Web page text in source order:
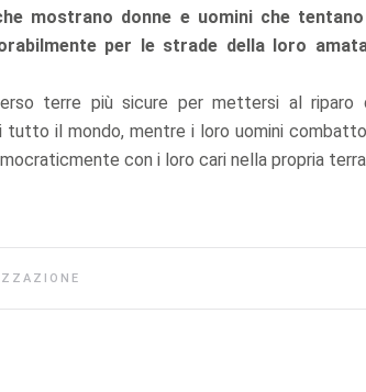
mostrano donne e uomini che
per le strade della loro
terre più sicure per mettersi al riparo
tutto il mondo, mentre i loro uomini
con i loro cari nella propria